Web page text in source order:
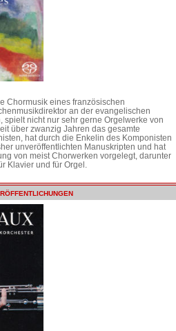
Chormusik eines französischen
an der evangelischen
spielt nicht nur sehr gerne Orgelwerke von
über zwanzig Jahren das gesamte
hat durch die Enkelin des Komponisten
unveröffentlichten Manuskripten und hat
von meist Chorwerken vorgelegt, darunter
Klavier und für Orgel.